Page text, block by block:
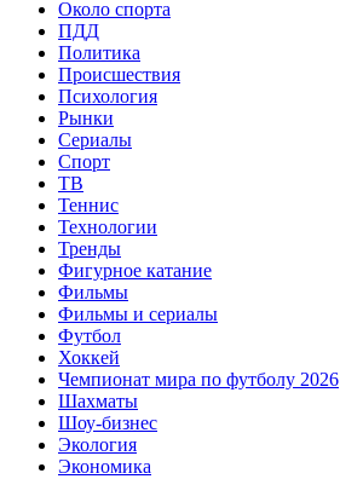
Около спорта
ПДД
Политика
Происшествия
Психология
Рынки
Сериалы
Спорт
ТВ
Теннис
Технологии
Тренды
Фигурное катание
Фильмы
Фильмы и сериалы
Футбол
Хоккей
Чемпионат мира по футболу 2026
Шахматы
Шоу-бизнес
Экология
Экономика